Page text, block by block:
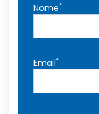
Nome*
Email*